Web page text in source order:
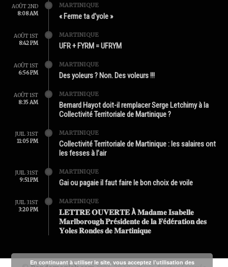
AOÛT 2ND
8:08 AM
MARTINIQUE
« Ferme ta d’yole »
AOÛT 1ST
8:42 PM
MARTINIQUE
UFR + FYRM = UFRYM
AOÛT 1ST
6:56 PM
MARTINIQUE
Des yoleurs ? Non. Des voleurs !!!
AOÛT 1ST
8:35 AM
MARTINIQUE
Bernard Hayot doit-il remplacer Serge Letchimy à la
Collectivité Territoriale de Martinique ?
JUIL 31ST
11:05 PM
MARTINIQUE
Collectivité Territoriale de Martinique : les salaires ont
les fesses à l’air
JUIL 31ST
9:51 PM
MARTINIQUE
Gai ou pagaie il faut faire le bon choix de voile
JUIL 31ST
3:20 PM
MARTINIQUE
𝐋𝐄𝐓𝐓𝐑𝐄 𝐎𝐔𝐕𝐄𝐑𝐓𝐄 À 𝐌𝐚𝐝𝐚𝐦𝐞 𝐈𝐬𝐚𝐛𝐞𝐥𝐥𝐞
𝐌𝐚𝐫𝐥𝐛𝐨𝐫𝐨𝐮𝐠𝐡 𝐏𝐫é𝐬𝐢𝐝𝐞𝐧𝐭𝐞 𝐝𝐞 𝐥𝐚 𝐅é𝐝é𝐫𝐚𝐭𝐢𝐨𝐧 𝐝𝐞𝐬
𝐘𝐨𝐥𝐞𝐬 𝐑𝐨𝐧𝐝𝐞𝐬 𝐝𝐞 𝐌𝐚𝐫𝐭𝐢𝐧𝐢𝐪𝐮𝐞
En continuant à utiliser le site, vous acceptez l’utilisation des